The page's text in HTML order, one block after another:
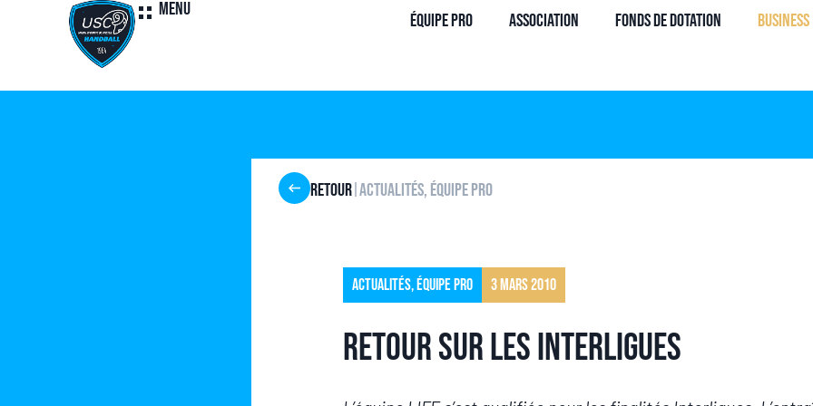
Menu
Équipe Pro Association Fonds de dotation Business
Retour Actualités, Équipe pro
Actualités, Équipe pro 3 mars 2010
Retour sur les Interligues